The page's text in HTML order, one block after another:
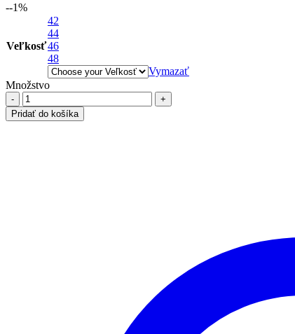
69,00 €.
--1%
Veľkosť
42
44
46
48
Vymazať
Množstvo
množstvo
Nohavice
so
Pridať do košíka